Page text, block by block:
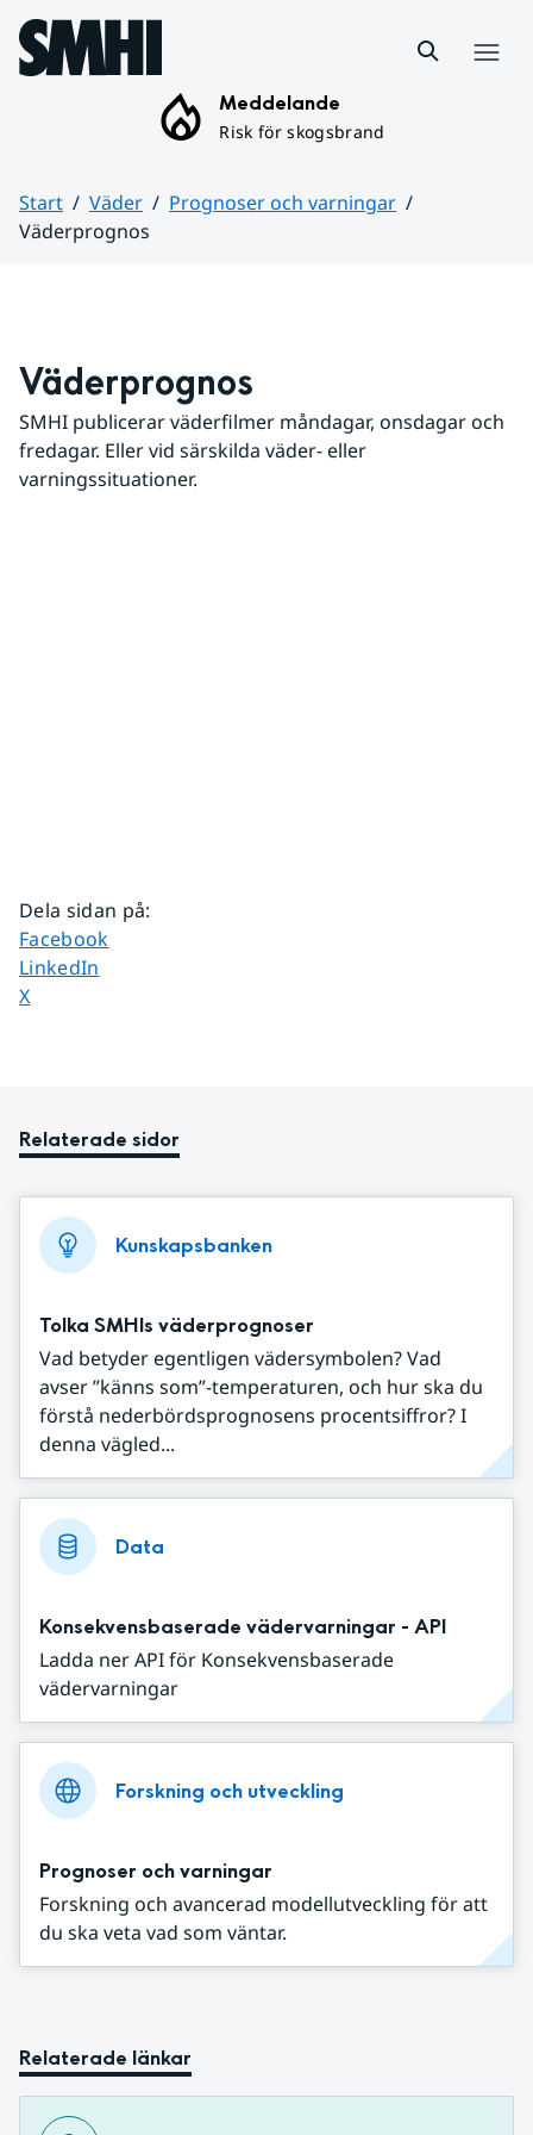
Hoppa till sidans innehåll
Meddelande
Risk för skogsbrand
Start Väder
Prognoser och varningar
Väderprognos
Väderprognos
SMHI publicerar väderfilmer måndagar, onsdagar och
fredagar. Eller vid särskilda väder- eller
varningssituationer.
Dela sidan på:
Dela sidan på
Facebook
Dela sidan på
LinkedIn
Dela sidan på
X
Relaterade sidor
Kunskapsbanken
Tolka SMHIs väderprognoser
Vad betyder egentligen vädersymbolen? Vad
avser ”känns som”-temperaturen, och hur ska du
förstå nederbördsprognosens procentsiffror? I
denna vägled...
Data
Konsekvensbaserade vädervarningar - API
Ladda ner API för Konsekvensbaserade
vädervarningar
Forskning och utveckling
Prognoser och varningar
Forskning och avancerad modellutveckling för att
du ska veta vad som väntar.
Relaterade länkar